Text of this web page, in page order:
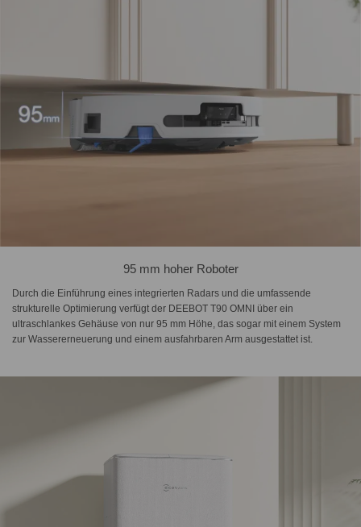
95 mm hoher Roboter
Durch die Einführung eines integrierten Radars und die umfassende
strukturelle Optimierung verfügt der DEEBOT T90 OMNI über ein
ultraschlankes Gehäuse von nur 95 mm Höhe, das sogar mit einem System
zur Wassererneuerung und einem ausfahrbaren Arm ausgestattet ist.